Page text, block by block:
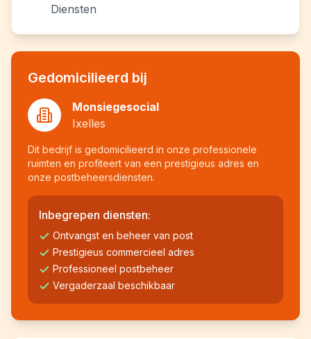
Diensten
Gedomicilieerd bij
Monsiegesocial
Ixelles
Dit bedrijf is gedomicilieerd in onze professionele
ruimten en profiteert van een prestigieus adres en
onze postbeheersdiensten.
Inbegrepen diensten:
Ontvangst en beheer van post
Prestigieus commercieel adres
Professioneel postbeheer
Vergaderzaal beschikbaar